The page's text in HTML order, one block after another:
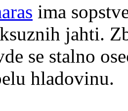
ima
jahti.
se stalno
hladovinu.